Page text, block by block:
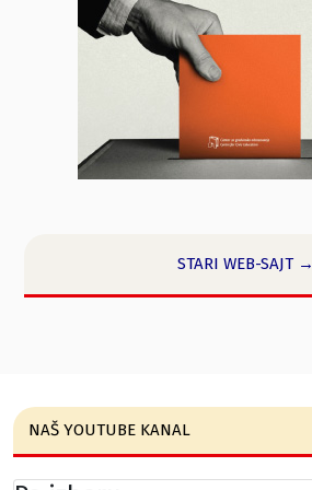
STARI WEB-SAJT →
NAŠ YOUTUBE KANAL